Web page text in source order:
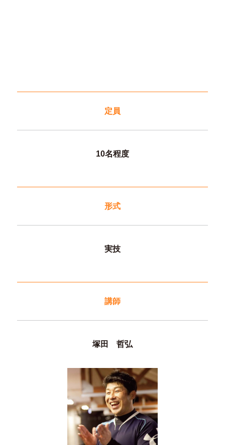
定員
10名程度
形式
実技
講師
塚田 哲弘